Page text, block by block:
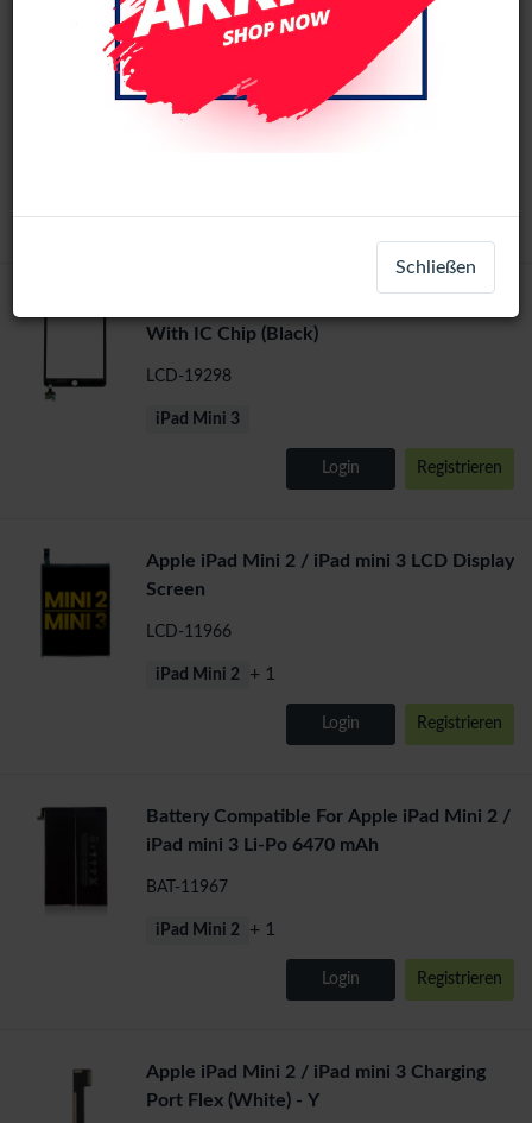
Apple iPad Mini 3 Touch Screen Digitizer
With IC Chip (White)
LCD-19299
Login Registrieren
With IC Chip (Black)
LCD-19298
iPad Mini 3
Login Registrieren
Apple iPad Mini 2 / iPad mini 3 LCD Display
Screen
LCD-11966
iPad Mini 2 + 1
Login Registrieren
Battery Compatible For Apple iPad Mini 2 /
iPad mini 3 Li-Po 6470 mAh
BAT-11967
iPad Mini 2 + 1
Login Registrieren
Apple iPad Mini 2 / iPad mini 3 Charging
Port Flex (White) - Y
Schließen